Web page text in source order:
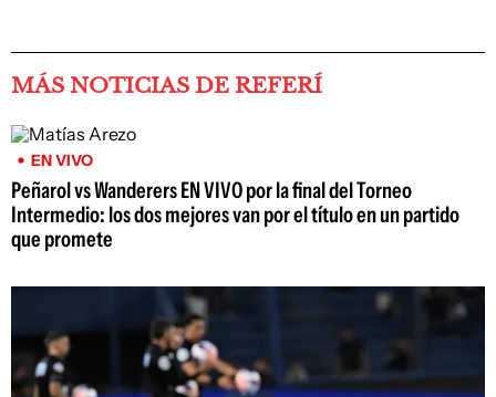
MÁS NOTICIAS DE REFERÍ
EN VIVO
Peñarol vs Wanderers EN VIVO por la final del Torneo
Intermedio: los dos mejores van por el título en un partido
que promete